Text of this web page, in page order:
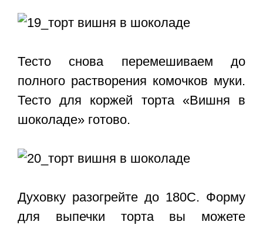
Тесто снова перемешиваем до
полного растворения комочков муки.
Тесто для коржей торта «Вишня в
шоколаде» готово.
Духовку разогрейте до 180С. Форму
для выпечки торта вы можете